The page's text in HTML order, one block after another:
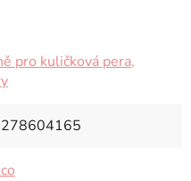
pro kuličková pera,